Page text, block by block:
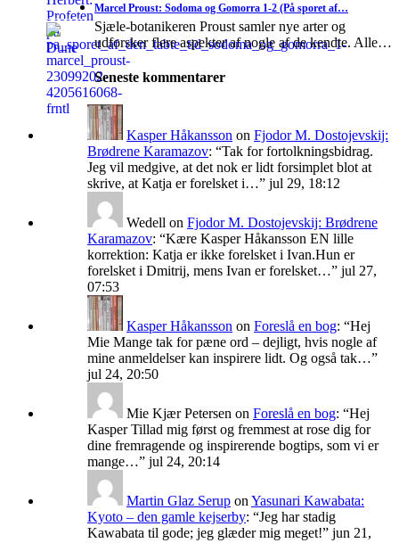
Marcel Proust: Sodoma og Gomorra 1-2 (På sporet af…
Sjæle-botanikeren Proust samler nye arter og
udforsker flere aspekter af nogle af de kendte. Alle…
Seneste kommentarer
Kasper Håkansson on Fjodor M. Dostojevskij:
Brødrene Karamazov: “Tak for fortolkningsbidrag.
Jeg vil medgive, at det nok er lidt forsimplet blot at
skrive, at Katja er forelsket i…” jul 29, 18:12
Wedell on Fjodor M. Dostojevskij: Brødrene
Karamazov: “Kære Kasper Håkansson EN lille
korrektion: Katja er ikke forelsket i Ivan.Hun er
forelsket i Dmitrij, mens Ivan er forelsket…” jul 27,
07:53
Kasper Håkansson on Foreslå en bog: “Hej
Mie Mange tak for pæne ord – dejligt, hvis nogle af
mine anmeldelser kan inspirere lidt. Og også tak…”
jul 24, 20:50
Mie Kjær Petersen on Foreslå en bog: “Hej
Kasper Tillad mig først og fremmest at rose dig for
dine fremragende og inspirerende bogtips, som vi er
mange…” jul 24, 20:14
Martin Glaz Serup on Yasunari Kawabata:
Kyoto – den gamle kejserby: “Jeg har stadig
Kawabata til gode; jeg glæder mig meget!” jun 21,